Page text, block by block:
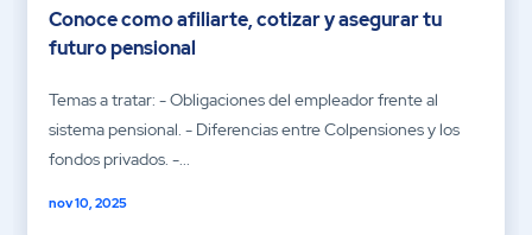
Conoce como afiliarte, cotizar y asegurar tu
futuro pensional
Temas a tratar: - Obligaciones del empleador frente al
sistema pensional. - Diferencias entre Colpensiones y los
fondos privados. -...
nov 10, 2025